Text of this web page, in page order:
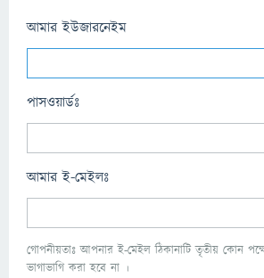
আমার ইউজারনেইম
পাসওয়ার্ডঃ
আমার ই-মেইলঃ
গোপনীয়তাঃ আপনার ই-মেইল ঠিকানাটি তৃতীয় কোন
ভাগাভাগি করা হবে না ।